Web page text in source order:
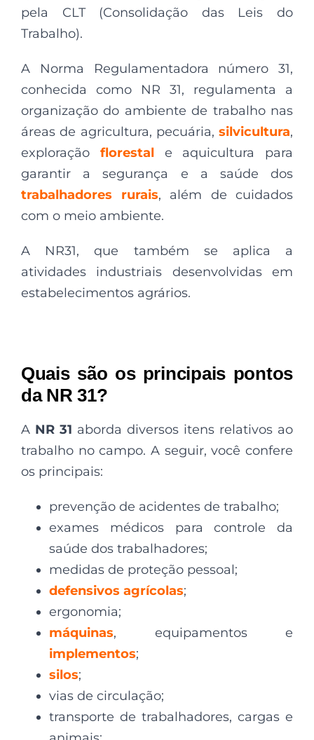
pela CLT (Consolidação das Leis do
Trabalho).
A Norma Regulamentadora número 31,
conhecida como NR 31, regulamenta a
organização do ambiente de trabalho nas
áreas de agricultura, pecuária, silvicultura,
exploração florestal
e aquicultura para
garantir a segurança e a saúde dos
trabalhadores rurais, além de cuidados
com o meio ambiente.
A NR31, que também se aplica a
atividades industriais desenvolvidas em
estabelecimentos agrários.
Quais são os principais pontos
da NR 31?
A NR 31 aborda diversos itens relativos ao
trabalho no campo. A seguir, você confere
os principais:
prevenção de acidentes de trabalho;
exames médicos para controle da
saúde dos trabalhadores;
medidas de proteção pessoal;
defensivos agrícolas;
ergonomia;
máquinas, equipamentos e
implementos;
silos;
vias de circulação;
transporte de trabalhadores, cargas e